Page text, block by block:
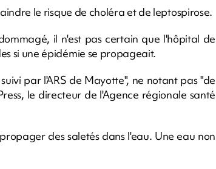
le risque de choléra et de leptospirose.
il n'est pas certain que l'hôpital de
si une épidémie se propageait.
par l'ARS de Mayotte", ne notant pas "de
le directeur de l'Agence régionale santé
des saletés dans l'eau. Une eau non